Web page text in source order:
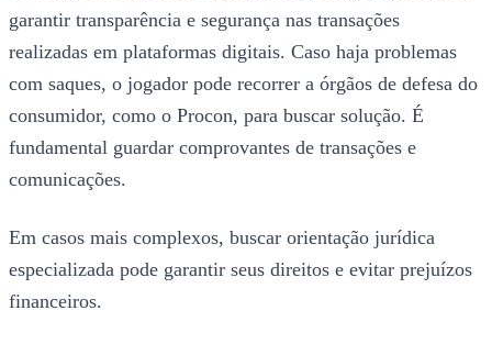
garantir transparência e segurança nas transações
realizadas em plataformas digitais. Caso haja problemas
com saques, o jogador pode recorrer a órgãos de defesa do
consumidor, como o Procon, para buscar solução. É
fundamental guardar comprovantes de transações e
comunicações.
Em casos mais complexos, buscar orientação jurídica
especializada pode garantir seus direitos e evitar prejuízos
financeiros.